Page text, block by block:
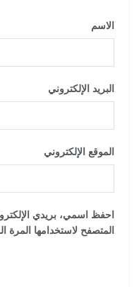
الاسم
البريد الإلكتروني
الموقع الإلكتروني
احفظ اسمي، بريدي
المتصفح لاستخدامها المرة